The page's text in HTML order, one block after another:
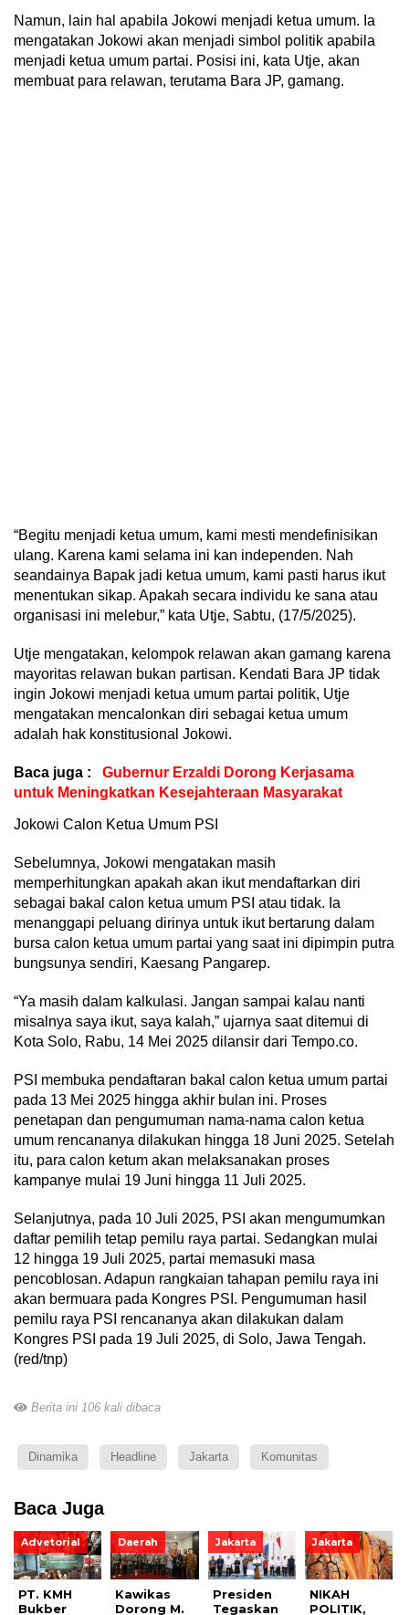
Namun, lain hal apabila Jokowi menjadi ketua umum. Ia
mengatakan Jokowi akan menjadi simbol politik apabila
menjadi ketua umum partai. Posisi ini, kata Utje, akan
membuat para relawan, terutama Bara JP, gamang.
“Begitu menjadi ketua umum, kami mesti mendefinisikan
ulang. Karena kami selama ini kan independen. Nah
seandainya Bapak jadi ketua umum, kami pasti harus ikut
menentukan sikap. Apakah secara individu ke sana atau
organisasi ini melebur,” kata Utje, Sabtu, (17/5/2025).
Utje mengatakan, kelompok relawan akan gamang karena
mayoritas relawan bukan partisan. Kendati Bara JP tidak
ingin Jokowi menjadi ketua umum partai politik, Utje
mengatakan mencalonkan diri sebagai ketua umum
adalah hak konstitusional Jokowi.
Baca juga :
Gubernur Erzaldi Dorong Kerjasama
untuk Meningkatkan Kesejahteraan Masyarakat
Jokowi Calon Ketua Umum PSI
Sebelumnya, Jokowi mengatakan masih
memperhitungkan apakah akan ikut mendaftarkan diri
sebagai bakal calon ketua umum PSI atau tidak. Ia
menanggapi peluang dirinya untuk ikut bertarung dalam
bursa calon ketua umum partai yang saat ini dipimpin putra
bungsunya sendiri, Kaesang Pangarep.
“Ya masih dalam kalkulasi. Jangan sampai kalau nanti
misalnya saya ikut, saya kalah,” ujarnya saat ditemui di
Kota Solo, Rabu, 14 Mei 2025 dilansir dari Tempo.co.
PSI membuka pendaftaran bakal calon ketua umum partai
pada 13 Mei 2025 hingga akhir bulan ini. Proses
penetapan dan pengumuman nama-nama calon ketua
umum rencananya dilakukan hingga 18 Juni 2025. Setelah
itu, para calon ketum akan melaksanakan proses
kampanye mulai 19 Juni hingga 11 Juli 2025.
Selanjutnya, pada 10 Juli 2025, PSI akan mengumumkan
daftar pemilih tetap pemilu raya partai. Sedangkan mulai
12 hingga 19 Juli 2025, partai memasuki masa
pencoblosan. Adapun rangkaian tahapan pemilu raya ini
akan bermuara pada Kongres PSI. Pengumuman hasil
pemilu raya PSI rencananya akan dilakukan dalam
Kongres PSI pada 19 Juli 2025, di Solo, Jawa Tengah.
(red/tnp)
Berita ini 106 kali dibaca
Dinamika Headline Jakarta Komunitas
Baca Juga
Advetorial
PT. KMH
Bukber
Daerah
Kawikas
Dorong M.
Jakarta
Presiden
Tegaskan
Jakarta
NIKAH
POLITIK,